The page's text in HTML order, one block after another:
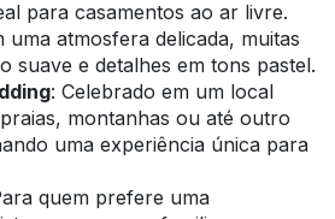
para casamentos ao ar livre.
uma atmosfera delicada, muitas
suave e detalhes em tons pastel.
: Celebrado em um local
montanhas ou até outro
uma experiência única para
quem prefere uma